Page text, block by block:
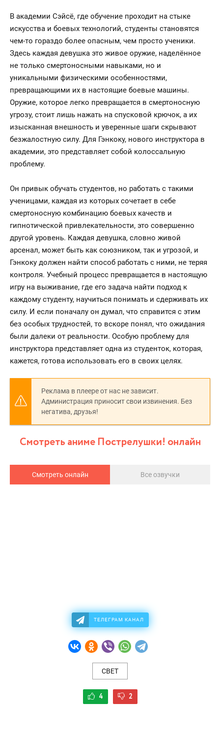
В академии Сэйсё, где обучение проходит на стыке
искусства и боевых технологий, студенты становятся
чем-то гораздо более опасным, чем просто ученики.
Здесь каждая девушка это живое оружие, наделённое
не только смертоносными навыками, но и
уникальными физическими особенностями,
превращающими их в настоящие боевые машины.
Оружие, которое легко превращается в смертоносную
угрозу, стоит лишь нажать на спусковой крючок, а их
изысканная внешность и уверенные шаги скрывают
безжалостную силу. Для Гэнкоку, нового инструктора в
академии, это представляет собой колоссальную
проблему.
Он привык обучать студентов, но работать с такими
ученицами, каждая из которых сочетает в себе
смертоносную комбинацию боевых качеств и
гипнотической привлекательности, это совершенно
другой уровень. Каждая девушка, словно живой
арсенал, может быть как союзником, так и угрозой, и
Гэнкоку должен найти способ работать с ними, не теряя
контроля. Учебный процесс превращается в настоящую
игру на выживание, где его задача найти подход к
каждому студенту, научиться понимать и сдерживать их
силу. И если поначалу он думал, что справится с этим
без особых трудностей, то вскоре понял, что ожидания
были далеки от реальности. Особую проблему для
инструктора представляет одна из студенток, которая,
кажется, готова использовать его в своих целях.
Реклама в плеере от нас не зависит.
Администрация приносит свои извинения. Без
негатива, друзья!
Смотреть аниме Пострелушки! онлайн
Смотреть онлайн Все озвучки
ТЕЛЕГРАМ КАНАЛ
СВЕТ
4 2